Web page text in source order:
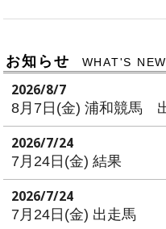
お知らせ WHAT'S NEW
2026/8/7
8月7日(金) 浦和競馬
2026/7/24
7月24日(金) 結果
2026/7/24
7月24日(金) 出走馬